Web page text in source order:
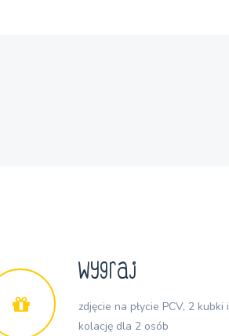
Wygraj
zdjęcie na płycie PCV, 2 kubki i
kolację dla 2 osób